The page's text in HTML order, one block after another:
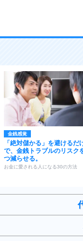
こ
金銭感覚
「絶対儲かる」を避けるだ
で、金銭トラブルのリスク
つ減らせる。
お金に愛される人になる30の方法